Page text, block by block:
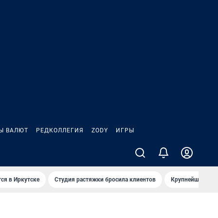
ВАЛЮТ РЕДКОЛЛЕГИЯ ZODY ИГРЫ
в Иркутске Студия растяжки бросила клиентов Крупнейшие